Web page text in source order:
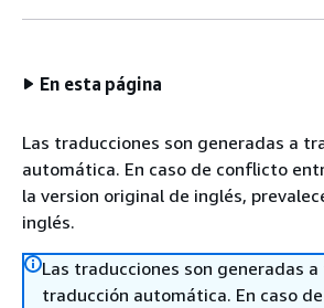
En esta página
Las traducciones son generadas a
automática. En caso de conflicto
la version original de inglés,
inglés.
Las traducciones son generadas
traducción automática. En caso